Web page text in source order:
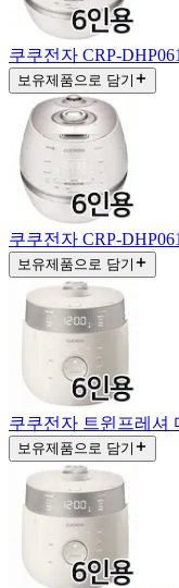
쿠쿠전자 CRP-
보유제품으로 담기
쿠쿠전자 CRP-
보유제품으로 담기
쿠쿠전자 트윈프레셔
보유제품으로 담기